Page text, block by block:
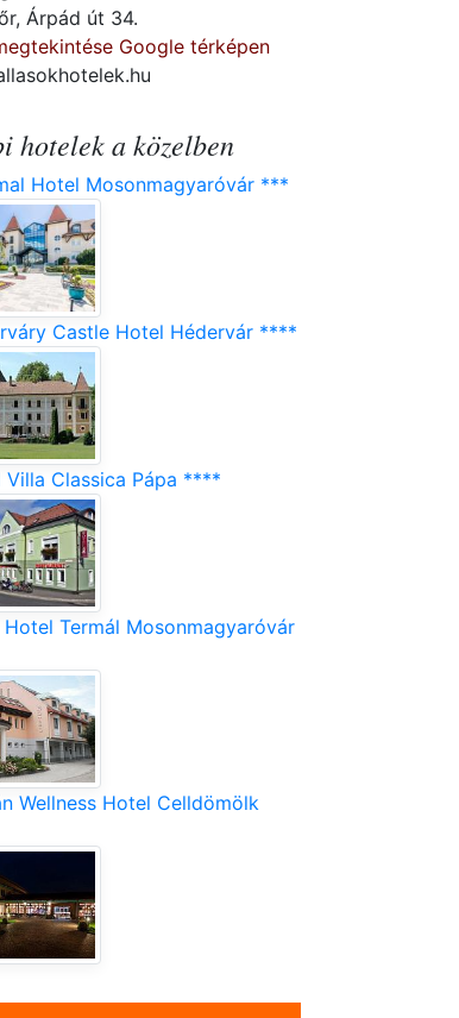
Árpád út 34.
Google térképen
hotelek a közelben
Hotel Mosonmagyaróvár ***
Castle Hotel Hédervár ****
Classica Pápa ****
Termál Mosonmagyaróvár
Wellness Hotel Celldömölk